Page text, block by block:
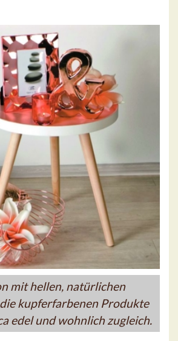
mit hellen, natürlichen
kupferfarbenen Produkte
edel und wohnlich zugleich.